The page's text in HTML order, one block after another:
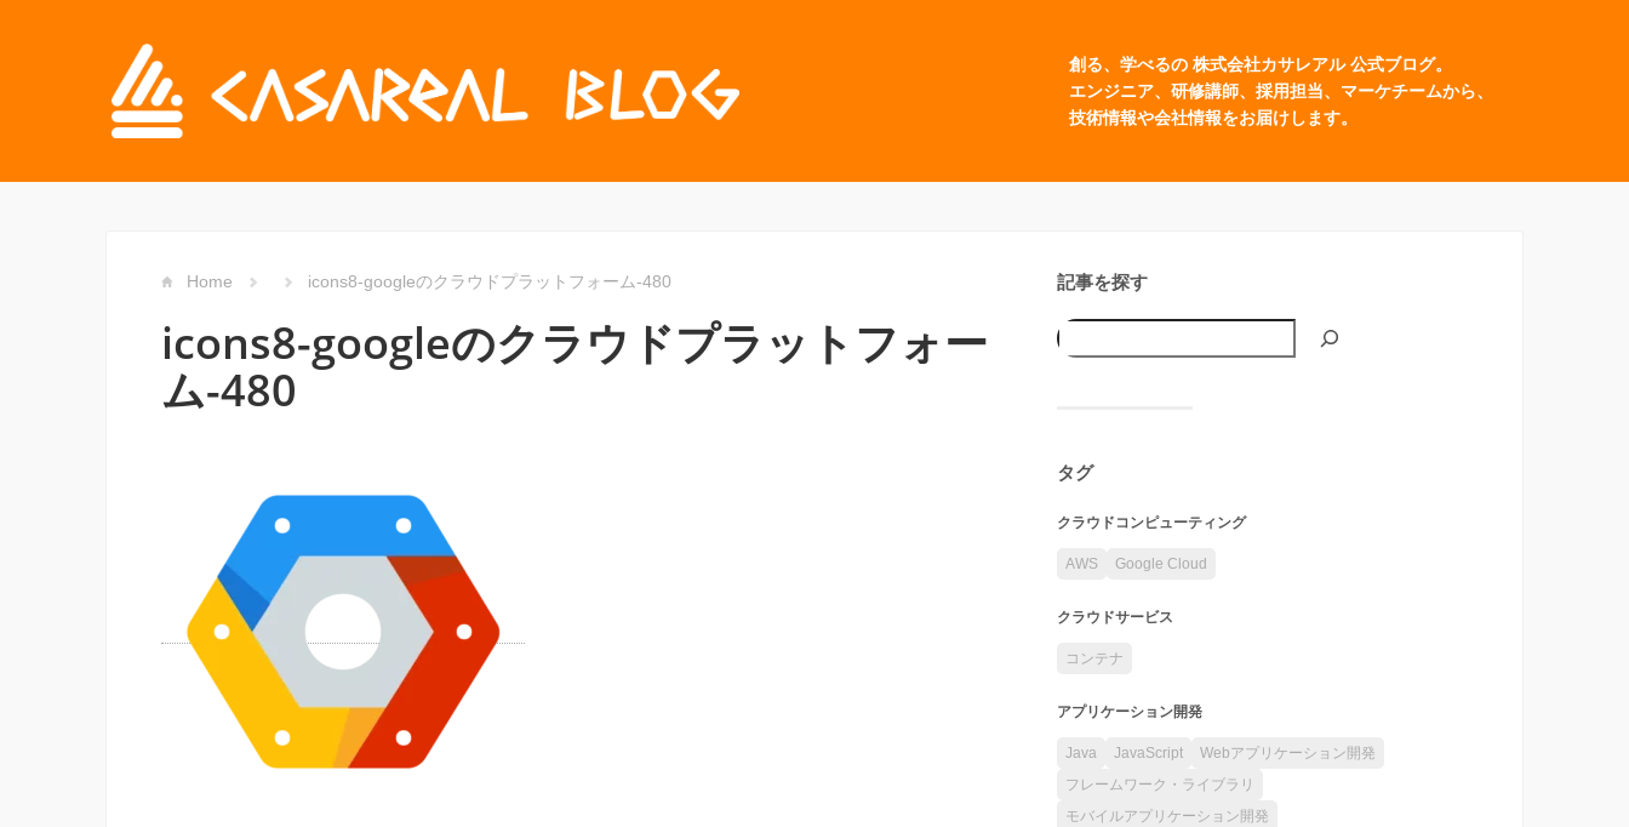
創る、学べるの 株式会社カサレアル 公式ブログ。
エンジニア、研修講師、採用担当、マーケチームから、
技術情報や会社情報をお届けします。
Home icons8-googleのクラウドプラットフォーム-480
icons8-googleのクラウドプラットフォー
ム-480
記事を探す
タグ
クラウドコンピューティング
AWS Google Cloud
クラウドサービス
コンテナ
アプリケーション開発
Java JavaScript
Webアプリケーション開発
フレームワーク・ライブラリ
モバイルアプリケーション開発